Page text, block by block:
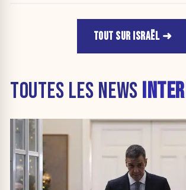
TOUT SUR ISRAËL
TOUTES LES NEWS